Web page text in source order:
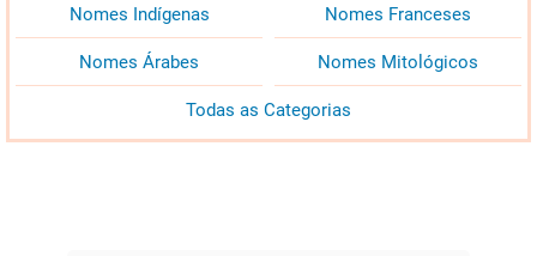
Nomes Indígenas Nomes Franceses
Nomes Árabes Nomes Mitológicos
Todas as Categorias